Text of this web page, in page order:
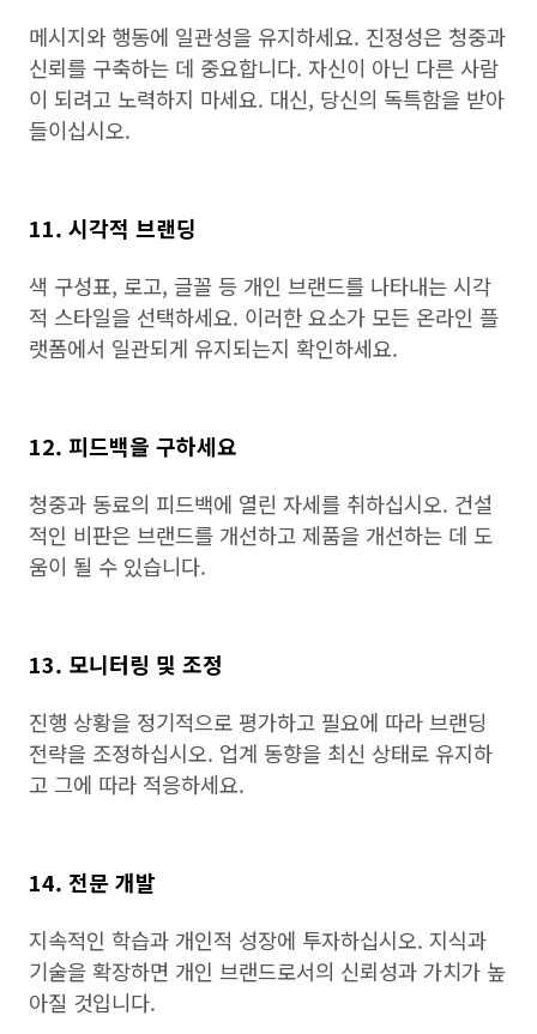
메시지와 행동에 일관성을 유지하세요. 진정성은 청중과
신뢰를 구축하는 데 중요합니다. 자신이 아닌 다른 사람
이 되려고 노력하지 마세요. 대신, 당신의 독특함을 받아
들이십시오.
11. 시각적 브랜딩
색 구성표, 로고, 글꼴 등 개인 브랜드를 나타내는 시각
적 스타일을 선택하세요. 이러한 요소가 모든 온라인 플
랫폼에서 일관되게 유지되는지 확인하세요.
12. 피드백을 구하세요
청중과 동료의 피드백에 열린 자세를 취하십시오. 건설
적인 비판은 브랜드를 개선하고 제품을 개선하는 데 도
움이 될 수 있습니다.
13. 모니터링 및 조정
진행 상황을 정기적으로 평가하고 필요에 따라 브랜딩
전략을 조정하십시오. 업계 동향을 최신 상태로 유지하
고 그에 따라 적응하세요.
14. 전문 개발
지속적인 학습과 개인적 성장에 투자하십시오. 지식과
기술을 확장하면 개인 브랜드로서의 신뢰성과 가치가 높
아질 것입니다.